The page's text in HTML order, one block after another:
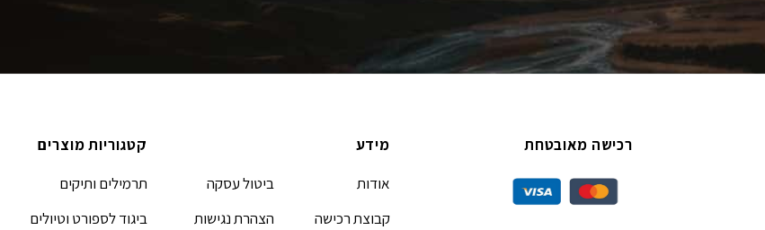
רכישה מאובטחת
מידע
אודות
קבוצת רכישה
ביטול עסקה
הצהרת נגישות
קטגוריות מוצרים
תרמילים ותיקים
ביגוד לספורט וטיולים